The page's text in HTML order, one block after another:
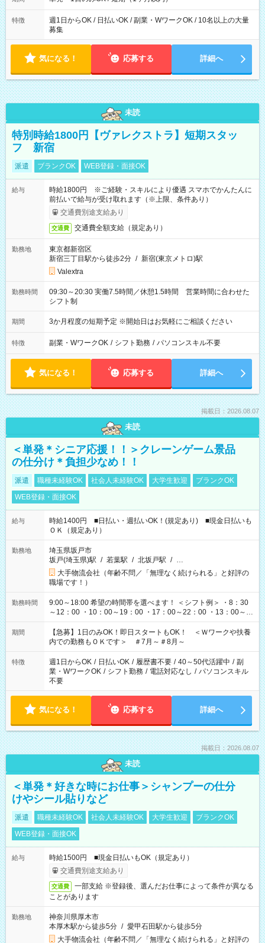
特徴
週1日からOK / 日払いOK / 副業・WワークOK / 10名以上の大量
募集
気になる！ 応募する 詳細へ
未読
特別時給1800円【ヴァレクストラ】短期スタッ
フ 新宿
派遣 ブランクOK WEB登録・面接OK
給与
時給1800円 ※ご経験・スキルにより優遇 スマホでかんたんに
前払いで給与が受け取れます（※上限、条件あり）
交通費別途支給あり
交通費 交通費全額支給（規定あり）
勤務地
東京都新宿区
新宿三丁目駅から徒歩2分 / 新宿(東京メトロ)駅
Valextra
勤務時間
09:30～20:30 実働7.5時間／休憩1.5時間 営業時間に合わせた
シフト制
期間 3か月程度の短期予定 ※開始日はお気軽にご相談ください
特徴 副業・WワークOK / シフト勤務 / パソコンスキル不要
気になる！ 応募する 詳細へ
掲載日：2026.08.07
未読
＜単発＊シニア応援！！＞クレーンゲーム景品
の仕分け＊負担少なめ！！
派遣 職種未経験OK 社会人未経験OK 大学生歓迎
ブランクOK
WEB登録・面接OK
給与
時給1400円 ■日払い・週払いOK！(規定あり) ■現金日払いも
ＯＫ（規定あり）
勤務地
埼玉県坂戸市
坂戸(埼玉県)駅 / 若葉駅 / 北坂戸駅 / …
大手物流会社（年齢不問／「無理なく続けられる」と好評の
職場です！）
勤務時間
9:00～18:00 希望の時間帯を選べます！ ＜シフト例＞ ・8：30
～12：00 ・10：00～19：00 ・17：00～22：00 ・13：00～
22：00 ・22：00～翌6：00 など
期間
【急募】1日のみOK！即日スタートもOK！ ＜Ｗワークや扶養
内での勤務もＯＫです＞ ＃7月～＃8月～
特徴 週1日からOK / 日払いOK / 履歴書不要 / 40～50代活躍中 / 副
業・WワークOK / シフト勤務 / 電話対応なし / パソコンスキル
不要
気になる！ 応募する 詳細へ
掲載日：2026.08.07
未読
＜単発＊好きな時にお仕事＞シャンプーの仕分
けやシール貼りなど
派遣 職種未経験OK 社会人未経験OK 大学生歓迎
ブランクOK
WEB登録・面接OK
給与
時給1500円 ■現金日払いもOK（規定あり）
交通費別途支給あり
交通費
一部支給 ※登録後、選んだお仕事によって条件が異なる
ことがあります
勤務地
神奈川県厚木市
本厚木駅から徒歩5分 / 愛甲石田駅から徒歩5分
大手物流会社（年齢不問／「無理なく続けられる」と好評の